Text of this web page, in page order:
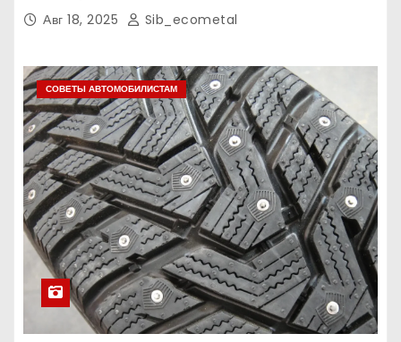
Авг 18, 2025 Sib_ecometal
СОВЕТЫ АВТОМОБИЛИСТАМ